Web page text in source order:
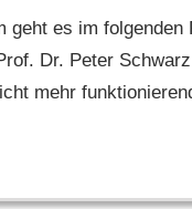
geht es im
Dr. Peter
mehr